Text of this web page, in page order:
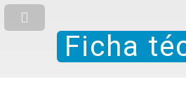
Ficha